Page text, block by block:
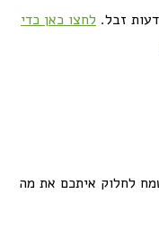
זבל. לחצו כאן כדי
לחלוק איתכם את מה